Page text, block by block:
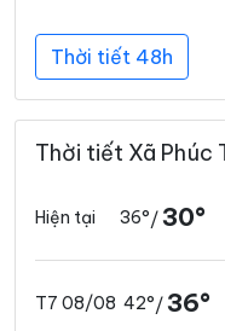
Thời tiết 48h
Thời tiết Xã Phúc
Hiện tại 36°/ 30°
T7 08/08 42°/ 36°